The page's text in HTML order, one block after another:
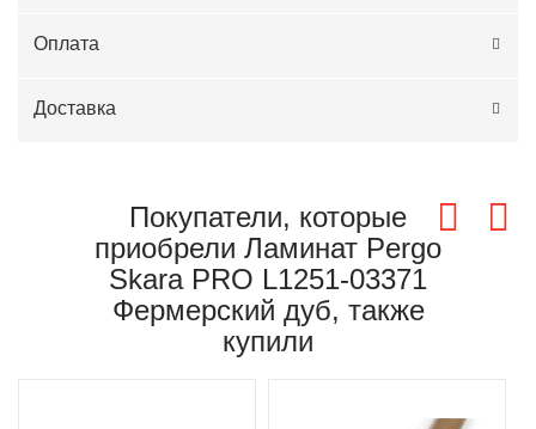
Оплата
Доставка
Покупатели, которые
приобрели Ламинат Pergo
Skara PRO L1251-03371
Фермерский дуб, также
купили